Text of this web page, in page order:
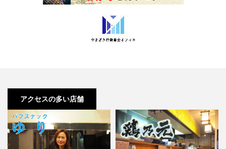
アクセスの多い店舗